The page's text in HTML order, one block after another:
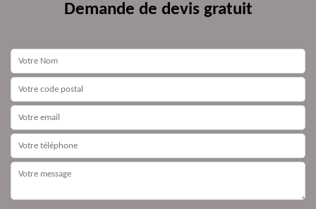
Demande de devis gratuit